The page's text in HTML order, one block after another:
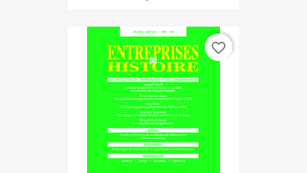
favorite_border